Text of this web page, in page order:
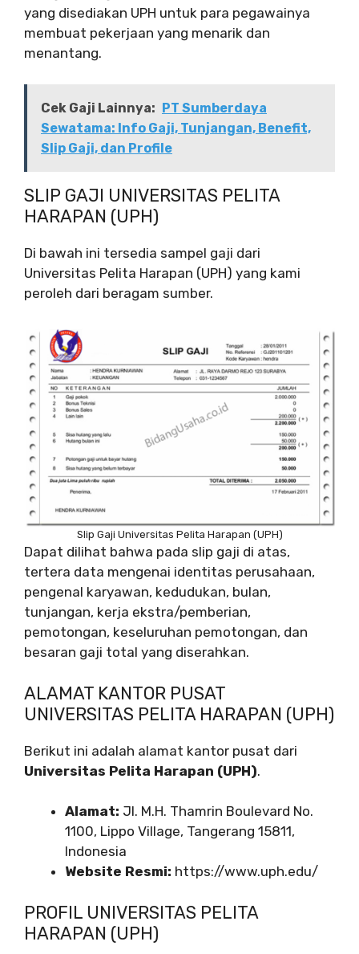
yang disediakan UPH untuk para pegawainya
membuat pekerjaan yang menarik dan
menantang.
Cek Gaji Lainnya: PT Sumberdaya
Sewatama: Info Gaji, Tunjangan, Benefit,
Slip Gaji, dan Profile
SLIP GAJI UNIVERSITAS PELITA
HARAPAN (UPH)
Di bawah ini tersedia sampel gaji dari
Universitas Pelita Harapan (UPH) yang kami
peroleh dari beragam sumber.
Slip Gaji Universitas Pelita Harapan (UPH)
Dapat dilihat bahwa pada slip gaji di atas,
tertera data mengenai identitas perusahaan,
pengenal karyawan, kedudukan, bulan,
tunjangan, kerja ekstra/pemberian,
pemotongan, keseluruhan pemotongan, dan
besaran gaji total yang diserahkan.
ALAMAT KANTOR PUSAT
UNIVERSITAS PELITA HARAPAN (UPH)
Berikut ini adalah alamat kantor pusat dari
Universitas Pelita Harapan (UPH).
Alamat: Jl. M.H. Thamrin Boulevard No.
1100, Lippo Village, Tangerang 15811,
Indonesia
Website Resmi: https://www.uph.edu/
PROFIL UNIVERSITAS PELITA
HARAPAN (UPH)